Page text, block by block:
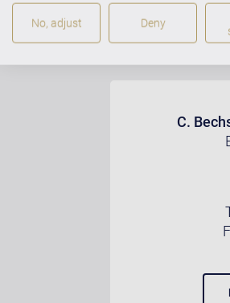
C.
No, adjust Deny